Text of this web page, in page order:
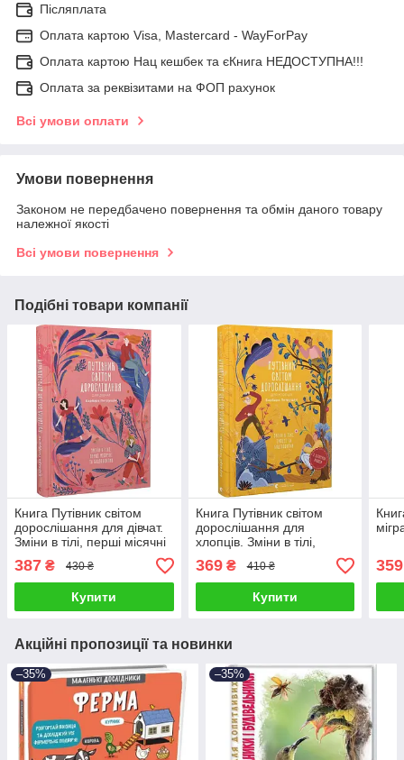
Післяплата
Оплата картою Visa, Mastercard - WayForPay
Оплата картою Нац кешбек та єКнига НЕДОСТУПНА!!!
Оплата за реквізитами на ФОП рахунок
Всі умови оплати
Умови повернення
Законом не передбачено повернення та обмін даного товару
належної якості
Всі умови повернення
Подібні товари компанії
Книга Путівник світом
дорослішання для дівчат.
Зміни в тілі, перші місячні
та бодіпозитив. Барбара
Петрущак
387 ₴ 430 ₴
Купити
Книга Путівник світом
дорослішання для
хлопців. Зміни в тілі,
емоції та бодіпозитив.
Барбара Петрущак
369₴ 410 ₴
Купити
Акційні пропозиції та новинки
–35% –35%